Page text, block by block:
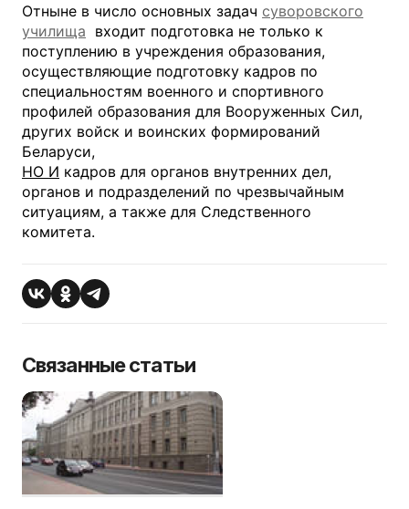
Отныне в число основных задач суворовского
училища входит подготовка не только к
поступлению в учреждения образования,
осуществляющие подготовку кадров по
специальностям военного и спортивного
профилей образования для Вооруженных Сил,
других войск и воинских формирований
Беларуси,
НО И кадров для органов внутренних дел,
органов и подразделений по чрезвычайным
ситуациям, а также для Следственного
комитета.
Связанные статьи